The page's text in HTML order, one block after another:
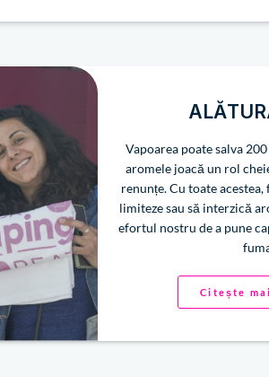
Vapoarea poate salva
aromele joacă un rol
renunțe. Cu toate
limiteze sau să interzică
efortul nostru de a pune
Citește